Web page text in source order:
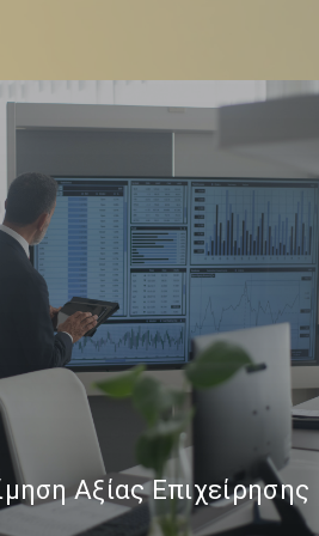
Αξίας Επιχείρησης